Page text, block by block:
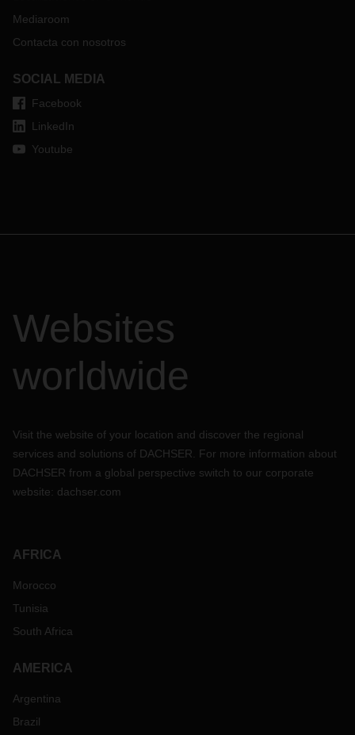
Mediaroom
Contacta con nosotros
SOCIAL MEDIA
Facebook
LinkedIn
Youtube
Websites
worldwide
Visit the website of your location and discover the regional
services and solutions of DACHSER. For more information about
DACHSER from a global perspective switch to our corporate
website: dachser.com
AFRICA
Morocco
Tunisia
South Africa
AMERICA
Argentina
Brazil